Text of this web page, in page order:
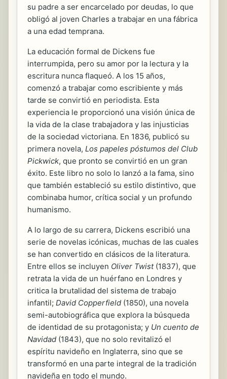
su padre a ser encarcelado por deudas, lo que
obligó al joven Charles a trabajar en una fábrica
a una edad temprana.
La educación formal de Dickens fue
interrumpida, pero su amor por la lectura y la
escritura nunca flaqueó. A los 15 años,
comenzó a trabajar como escribiente y más
tarde se convirtió en periodista. Esta
experiencia le proporcionó una visión única de
la vida de la clase trabajadora y las injusticias
de la sociedad victoriana. En 1836, publicó su
primera novela, Los papeles póstumos del Club
Pickwick, que pronto se convirtió en un gran
éxito. Este libro no solo lo lanzó a la fama, sino
que también estableció su estilo distintivo, que
combinaba humor, crítica social y un profundo
humanismo.
A lo largo de su carrera, Dickens escribió una
serie de novelas icónicas, muchas de las cuales
se han convertido en clásicos de la literatura.
Entre ellos se incluyen Oliver Twist(1837), que
retrata la vida de un huérfano en Londres y
critica la brutalidad del sistema de trabajo
infantil; David Copperfield (1850), una novela
semi-autobiográfica que explora la búsqueda
de identidad de su protagonista; y Un cuento de
Navidad (1843), que no solo revitalizó el
espíritu navideño en Inglaterra, sino que se
transformó en una parte integral de la tradición
navideña en todo el mundo.